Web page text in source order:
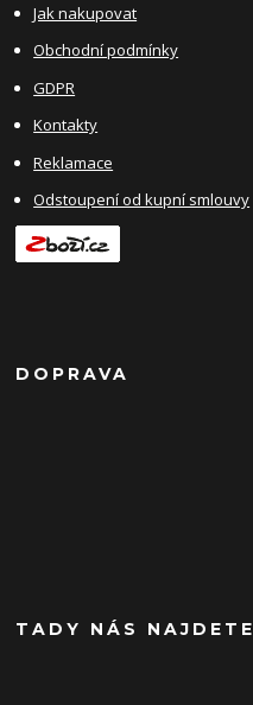
Jak nakupovat
Obchodní podmínky
GDPR
Kontakty
Reklamace
Odstoupení od kupní smlouvy
DOPRAVA
TADY NÁS NAJDETE